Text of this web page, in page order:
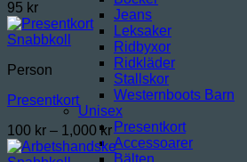
Jeans
Leksaker
Ridbyxor
Ridkläder
Stallskor
Westernboots Barn
Unisex
Presentkort
Accessoarer
Bälten
95 kr
Snabbkoll
Person
Presentkort
100 kr – 1,000krPrisintervall:
100 kr